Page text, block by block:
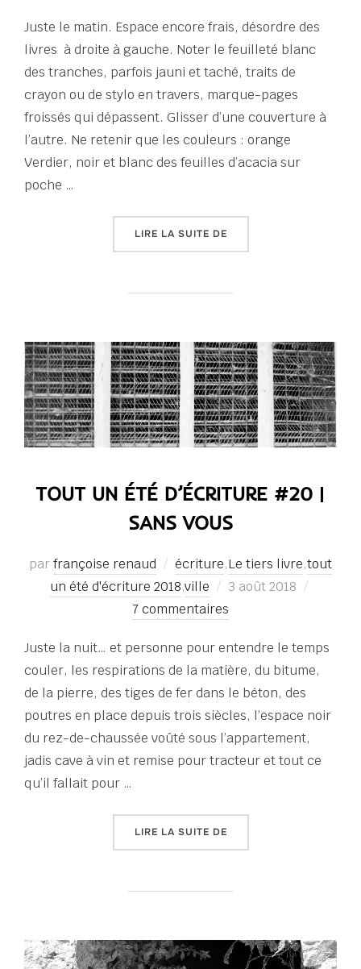
Juste le matin. Espace encore frais, désordre des
livres à droite à gauche. Noter le feuilleté blanc
des tranches, parfois jauni et taché, traits de
crayon ou de stylo en travers, marque-pages
froissés qui dépassent. Glisser d’une couverture à
l’autre. Ne retenir que les couleurs : orange
Verdier, noir et blanc des feuilles d’acacia sur
poche …
LIRE LA SUITE DE« TOUT UN ÉTÉ
TOUT UN ÉTÉ D’ÉCRITURE #20 |
SANS VOUS
parfrançoise renaud écriture,Le tiers livre,tout
un été d'écriture 2018,ville
Publié
le
3 août 2018
7 commentaires
Juste la nuit… et personne pour entendre le temps
couler, les respirations de la matière, du bitume,
de la pierre, des tiges de fer dans le béton, des
poutres en place depuis trois siècles, l’espace noir
du rez-de-chaussée voûté sous l’appartement,
jadis cave à vin et remise pour tracteur et tout ce
qu’il fallait pour …
LIRE LA SUITE DE« TOUT UN ÉTÉ